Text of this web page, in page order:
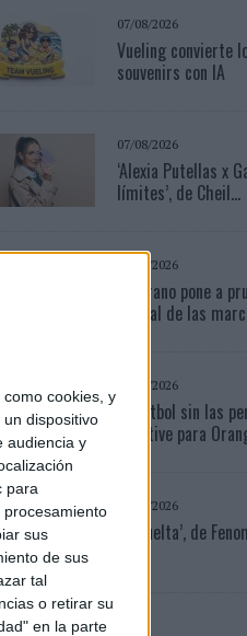
cookies, y
dispositivo
audiencia y
para
sus
de sus
tal
o retirar su
en la parte
07/08/2026
Vueling convierte
souvenirs con IA
07/08/2026
‘Alexia Putellas x
límites’, de Cheil...
07/08/2026
El verano pone a
digital de las
04/08/2026
‘El fútbol sin las
Creative para
06/08/2026
‘La vuelta’, de